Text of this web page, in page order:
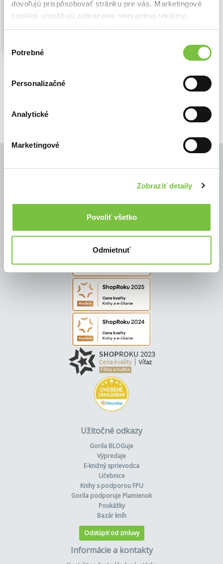
dovoľujú prispôsobovať stránku pre vás. Marketingové
cookies umožňujú zobrazenie relevantnej reklamy.
Niektoré údaje zdieľame aj s tretími stranami. Veľmi by
cookies.
súhlasu
Potrebné
Personalizačné
Analytické
Marketingové
Zobraziť detaily
Povoliť všetko
Odmietnuť
Zobraziť viac
17,32€
Užitočné odkazy
Gorila BLOGuje
Výpredaje
E-knižný sprievodca
Učebnice
Knihy s podporou FPU
Gorila podporuje Plamienok
Poukážky
Bazár kníh
Odstúpiť od zmluvy
Informácie a kontakty